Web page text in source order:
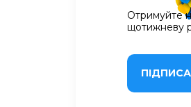
Отримуйте
щотижневу